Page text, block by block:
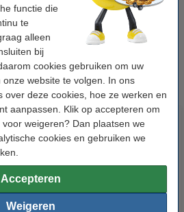
functie die
te
alleen
bij
cookies gebruiken om uw
website te volgen. In ons
over deze cookies, hoe ze werken en
aanpassen. Klik op accepteren om
weigeren? Dan plaatsen we
cookies en gebruiken we
Accepteren
Weigeren
i.p.v. de originele cartridge te
producten